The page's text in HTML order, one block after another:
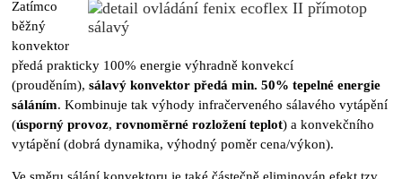
Zatímco
běžný
konvektor
předá prakticky 100% energie výhradně konvekcí
(prouděním),sálavý konvektor předá min. 50% tepelné energie
sáláním. Kombinuje tak výhody infračerveného sálavého vytápění
(úsporný provoz,rovnoměrné rozložení teplot) a konvekčního
vytápění (dobrá dynamika, výhodný poměr cena/výkon).
Ve směru sálání konvektoru je také částečně eliminován efekt tzv.